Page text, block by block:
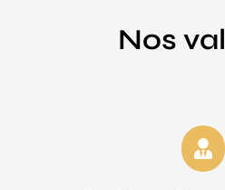
Nos